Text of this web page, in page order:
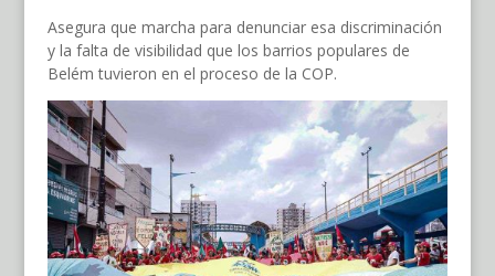
Asegura que marcha para denunciar esa discriminación
y la falta de visibilidad que los barrios populares de
Belém tuvieron en el proceso de la COP.